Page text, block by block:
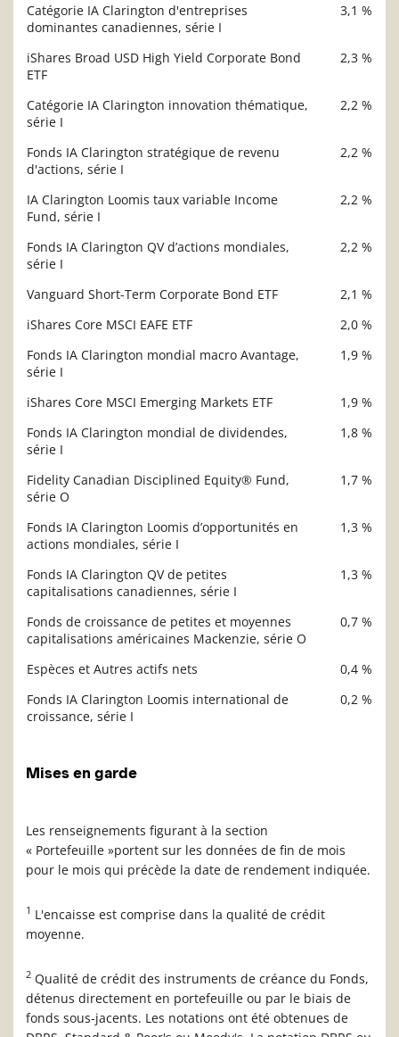
Catégorie IA Clarington d'entreprises
dominantes canadiennes, série I
3,1 %
iShares Broad USD High Yield Corporate Bond
ETF
2,3 %
Catégorie IA Clarington innovation thématique,
série I
2,2 %
Fonds IA Clarington stratégique de revenu
d'actions, série I
2,2 %
IA Clarington Loomis taux variable Income
Fund, série I
2,2 %
Fonds IA Clarington QV d’actions mondiales,
série I
2,2 %
Vanguard Short-Term Corporate Bond ETF
2,1 %
iShares Core MSCI EAFE ETF
2,0 %
Fonds IA Clarington mondial macro Avantage,
série I
1,9 %
iShares Core MSCI Emerging Markets ETF
1,9 %
Fonds IA Clarington mondial de dividendes,
série I
1,8 %
Fidelity Canadian Disciplined Equity® Fund,
série O
1,7 %
Fonds IA Clarington Loomis d’opportunités en
actions mondiales, série I
1,3 %
Fonds IA Clarington QV de petites
capitalisations canadiennes, série I
1,3 %
Fonds de croissance de petites et moyennes
capitalisations américaines Mackenzie, série O
0,7 %
Espèces et Autres actifs nets
0,4 %
Fonds IA Clarington Loomis international de
croissance, série I
0,2 %
Mises en garde
Les renseignements figurant à la section
« Portefeuille »portent sur les données de fin de mois
pour le mois qui précède la date de rendement indiquée.
1 L'encaisse est comprise dans la qualité de crédit
moyenne.
2 Qualité de crédit des instruments de créance du Fonds,
détenus directement en portefeuille ou par le biais de
fonds sous-jacents. Les notations ont été obtenues de